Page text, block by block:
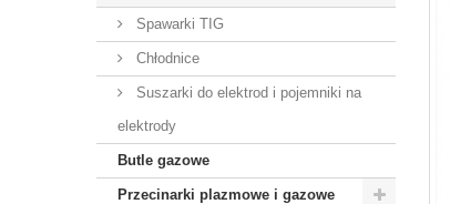
Spawarki TIG
Chłodnice
Suszarki do elektrod i pojemniki na
elektrody
Butle gazowe
Przecinarki plazmowe i gazowe